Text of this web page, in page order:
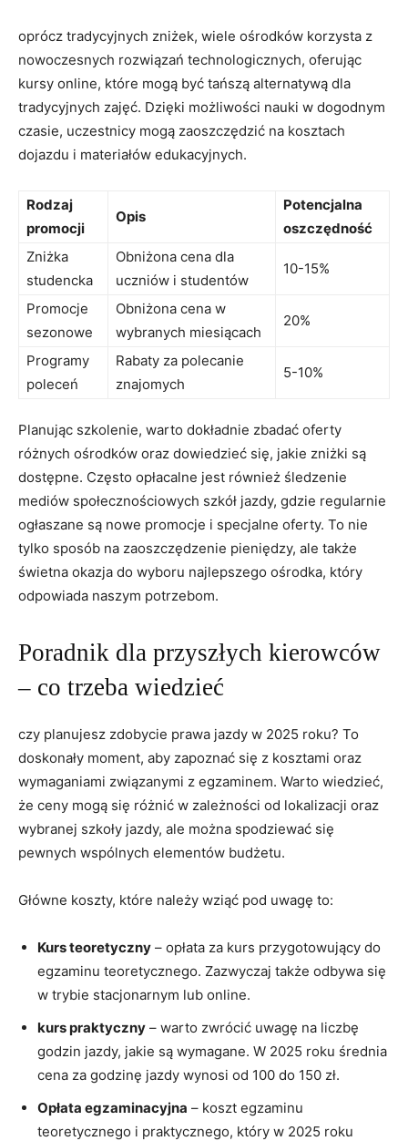
oprócz tradycyjnych zniżek, wiele ⁣ośrodków korzysta z
nowoczesnych rozwiązań technologicznych, oferując
kursy online, które mogą‍ być tańszą ​alternatywą dla
tradycyjnych zajęć. Dzięki możliwości​ nauki w dogodnym
czasie, uczestnicy mogą zaoszczędzić na kosztach
dojazdu i materiałów edukacyjnych.
Rodzaj
promocji
Opis
Potencjalna
oszczędność
Zniżka
studencka
Obniżona cena ​dla
uczniów i studentów
10-15%
Promocje
sezonowe
Obniżona cena⁣ w
wybranych miesiącach
20%
Programy
poleceń
Rabaty za ⁢polecanie
znajomych
5-10%
Planując szkolenie, warto dokładnie ⁢zbadać oferty
różnych ośrodków oraz dowiedzieć się, ⁣jakie zniżki są⁤
dostępne. Często opłacalne jest również śledzenie
⁢mediów społecznościowych szkół jazdy, gdzie regularnie
⁢ogłaszane są nowe promocje i specjalne oferty. To nie
tylko sposób na zaoszczędzenie pieniędzy, ale⁢ także
świetna okazja do wyboru najlepszego ośrodka, który
odpowiada naszym potrzebom.
Poradnik dla przyszłych kierowców
‍– co⁤ trzeba wiedzieć
czy planujesz zdobycie ‌prawa jazdy w 2025 roku? To
doskonały moment, aby zapoznać się z kosztami oraz
wymaganiami ⁢związanymi z egzaminem. Warto wiedzieć,
że ceny mogą się różnić w zależności od lokalizacji oraz
wybranej szkoły jazdy, ale można spodziewać się
pewnych wspólnych ⁤elementów budżetu.
Główne koszty, które należy wziąć pod uwagę to:
Kurs ‍teoretyczny ‍– opłata za kurs przygotowujący do
⁣egzaminu teoretycznego. Zazwyczaj także odbywa się
⁤w trybie stacjonarnym ⁣lub online.
kurs praktyczny – ‍warto zwrócić uwagę na liczbę
godzin jazdy, jakie są wymagane. W 2025 roku średnia
cena za ‍godzinę jazdy wynosi od 100 do 150 zł.
Opłata egzaminacyjna – koszt egzaminu
teoretycznego i​ praktycznego, który w 2025 roku